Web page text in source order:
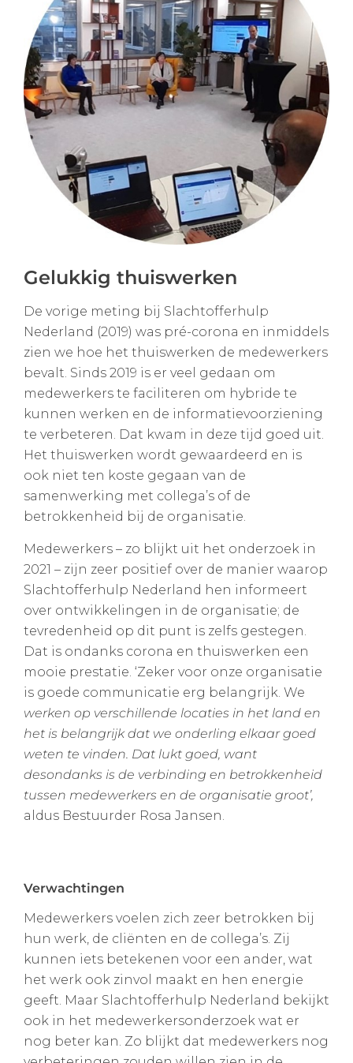
Gelukkig thuiswerken
De vorige meting bij Slachtofferhulp
Nederland (2019) was pré-corona en inmiddels
zien we hoe het thuiswerken de medewerkers
bevalt. Sinds 2019 is er veel gedaan om
medewerkers te faciliteren om hybride te
kunnen werken en de informatievoorziening
te verbeteren. Dat kwam in deze tijd goed uit.
Het thuiswerken wordt gewaardeerd en is
ook niet ten koste gegaan van de
samenwerking met collega’s of de
betrokkenheid bij de organisatie.
Medewerkers – zo blijkt uit het onderzoek in
2021 – zijn zeer positief over de manier waarop
Slachtofferhulp Nederland hen informeert
over ontwikkelingen in de organisatie; de
tevredenheid op dit punt is zelfs gestegen.
Dat is ondanks corona en thuiswerken een
mooie prestatie. ‘Zeker voor onze organisatie
is goede communicatie erg belangrijk. We
werken op verschillende locaties in het land en
het is belangrijk dat we onderling elkaar goed
weten te vinden. Dat lukt goed, want
desondanks is de verbinding en betrokkenheid
tussen medewerkers en de organisatie groot’,
aldus Bestuurder Rosa Jansen.
Verwachtingen
Medewerkers voelen zich zeer betrokken bij
hun werk, de cliënten en de collega’s. Zij
kunnen iets betekenen voor een ander, wat
het werk ook zinvol maakt en hen energie
geeft. Maar Slachtofferhulp Nederland bekijkt
ook in het medewerkersonderzoek wat er
nog beter kan. Zo blijkt dat medewerkers nog